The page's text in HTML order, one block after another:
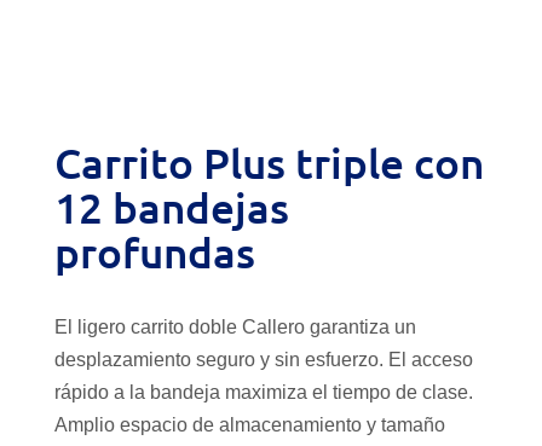
Carrito Plus triple con
12 bandejas
profundas
El ligero carrito doble Callero garantiza un
desplazamiento seguro y sin esfuerzo. El acceso
rápido a la bandeja maximiza el tiempo de clase.
Amplio espacio de almacenamiento y tamaño